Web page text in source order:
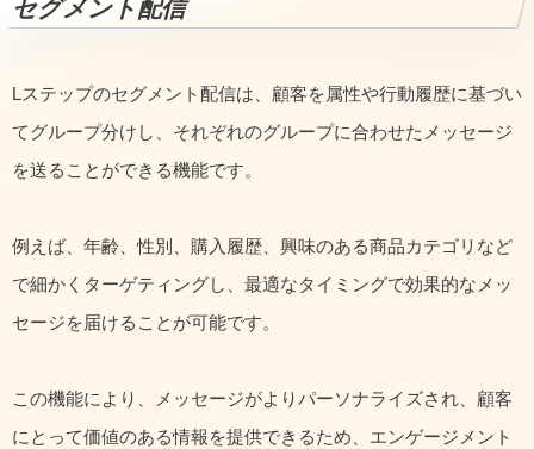
セグメント配信
Lステップのセグメント配信は、顧客を属性や行動履歴に基づい
てグループ分けし、それぞれのグループに合わせたメッセージ
を送ることができる機能です。
例えば、年齢、性別、購入履歴、興味のある商品カテゴリなど
で細かくターゲティングし、最適なタイミングで効果的なメッ
セージを届けることが可能です。
この機能により、メッセージがよりパーソナライズされ、顧客
にとって価値のある情報を提供できるため、エンゲージメント